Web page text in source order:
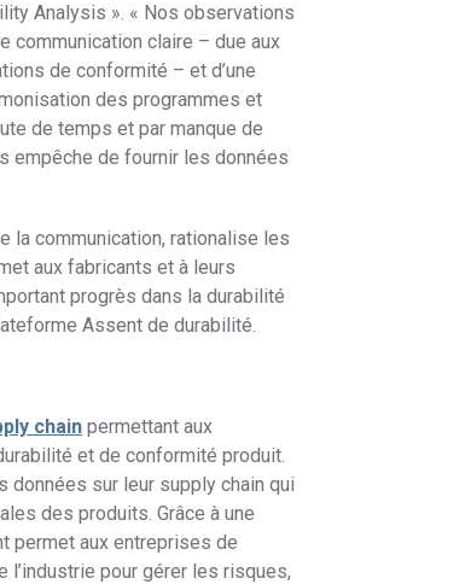
Analysis ». « Nos observations
communication claire – due aux
de conformité – et d’une
des programmes et
de temps et par manque de
empêche de fournir les données
la communication, rationalise les
aux fabricants et à leurs
progrès dans la durabilité
Assent de durabilité.
chain permettant aux
et de conformité produit.
données sur leur supply chain qui
des produits. Grâce à une
permet aux entreprises de
pour gérer les risques,